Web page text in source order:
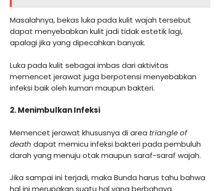
Masalahnya, bekas luka pada kulit wajah tersebut
dapat menyebabkan kulit jadi tidak estetik lagi,
apalagi jika yang dipecahkan banyak.
Luka pada kulit sebagai imbas dari aktivitas
memencet jerawat juga berpotensi menyebabkan
infeksi baik oleh kuman maupun bakteri.
2. Menimbulkan Infeksi
Memencet jerawat khususnya di area triangle of
death dapat memicu infeksi bakteri pada pembuluh
darah yang menuju otak maupun saraf-saraf wajah.
Jika sampai ini terjadi, maka Bunda harus tahu bahwa
hal ini merupakan suatu hal yang berbahaya.